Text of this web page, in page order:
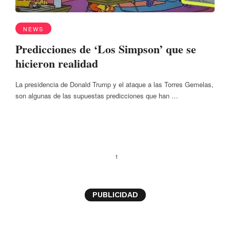
NEWS
Predicciones de ‘Los Simpson’ que se
hicieron realidad
La presidencia de Donald Trump y el ataque a las Torres Gemelas,
son algunas de las supuestas predicciones que han …
1
PUBLICIDAD